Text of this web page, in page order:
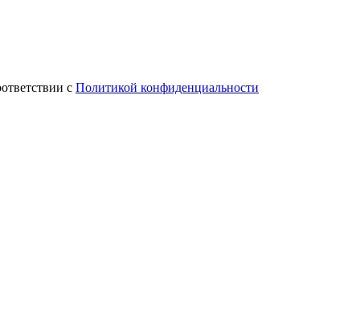
с Политикой конфиденциальности